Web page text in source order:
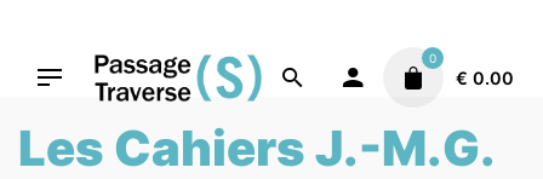
content
€ 0.00
0
Les Cahiers J.-M.G.